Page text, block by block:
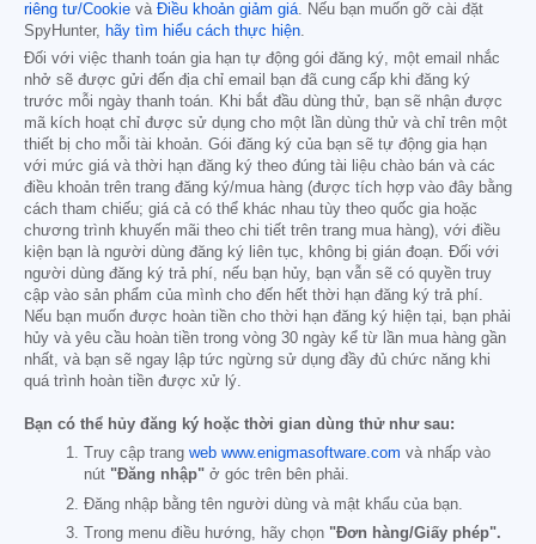
riêng tư/Cookie và Điều khoản giảm giá. Nếu bạn muốn gỡ cài đặt
SpyHunter, hãy tìm hiểu cách thực hiện.
Đối với việc thanh toán gia hạn tự động gói đăng ký, một email nhắc
nhở sẽ được gửi đến địa chỉ email bạn đã cung cấp khi đăng ký
trước mỗi ngày thanh toán. Khi bắt đầu dùng thử, bạn sẽ nhận được
mã kích hoạt chỉ được sử dụng cho một lần dùng thử và chỉ trên một
thiết bị cho mỗi tài khoản. Gói đăng ký của bạn sẽ tự động gia hạn
với mức giá và thời hạn đăng ký theo đúng tài liệu chào bán và các
điều khoản trên trang đăng ký/mua hàng (được tích hợp vào đây bằng
cách tham chiếu; giá cả có thể khác nhau tùy theo quốc gia hoặc
chương trình khuyến mãi theo chi tiết trên trang mua hàng), với điều
kiện bạn là người dùng đăng ký liên tục, không bị gián đoạn. Đối với
người dùng đăng ký trả phí, nếu bạn hủy, bạn vẫn sẽ có quyền truy
cập vào sản phẩm của mình cho đến hết thời hạn đăng ký trả phí.
Nếu bạn muốn được hoàn tiền cho thời hạn đăng ký hiện tại, bạn phải
hủy và yêu cầu hoàn tiền trong vòng 30 ngày kể từ lần mua hàng gần
nhất, và bạn sẽ ngay lập tức ngừng sử dụng đầy đủ chức năng khi
quá trình hoàn tiền được xử lý.
Bạn có thể hủy đăng ký hoặc thời gian dùng thử như sau:
Truy cập trang web www.enigmasoftware.com và nhấp vào
nút "Đăng nhập" ở góc trên bên phải.
Đăng nhập bằng tên người dùng và mật khẩu của bạn.
Trong menu điều hướng, hãy chọn "Đơn hàng/Giấy phép".